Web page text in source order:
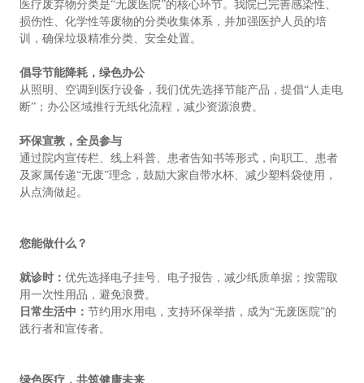
医疗废弃物分类是“无废医院”的核心环节。我院已完善感染性、
损伤性、化学性等废物的分类收集体系，并加强医护人员的培
训，确保垃圾精准分类、安全处置。
倡导节能降耗，绿色办公
从照明、空调到医疗设备，我们优先选择节能产品，提倡“人走电
断”；办公区域推行无纸化流程，减少资源浪费。
环保宣教，全员参与
通过院内宣传栏、线上科普、患者告知书等形式，向职工、患者
及家属传递“无废”理念，鼓励大家自带水杯、减少塑料袋使用，
从点滴做起。
您能做什么？
就诊时： 优先选择电子挂号、电子报告，减少纸质单据；按需取
用一次性用品，避免浪费。
日常生活中： 节约用水用电，支持环保举措，成为“无废医院”的
践行者和宣传者。
绿色医疗，共筑健康未来